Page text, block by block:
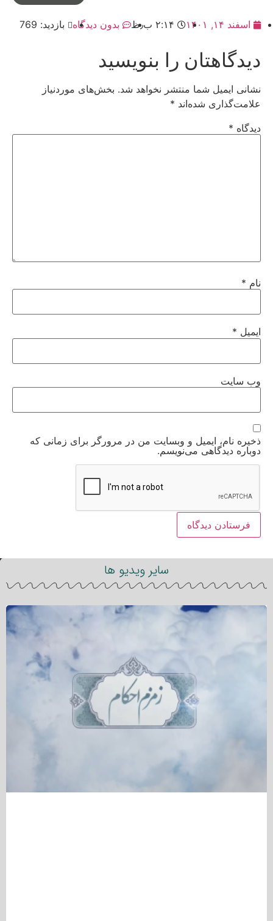
اسفند ۱۴, ۱۴۰۱ ۲:۱۴ ب٫ظ بدون دیدگاه بازدید: 769
دیدگاهتان را بنویسید
نشانی ایمیل شما منتشر نخواهد شد. بخش‌های موردنیاز
علامت‌گذاری شده‌اند *
دیدگاه *
نام *
ایمیل *
وب‌ سایت
ذخیره نام، ایمیل و وبسایت من در مرورگر برای زمانی که
دوباره دیدگاهی می‌نویسم.
سایر ویدیو ها